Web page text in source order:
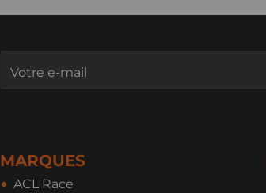
MARQUES
ACL Race